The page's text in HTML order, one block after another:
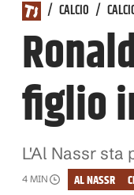
/ CALCIO /
figlio
L'Al Nassr sta
4 MIN AL NASSR